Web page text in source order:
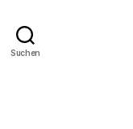
Suchen